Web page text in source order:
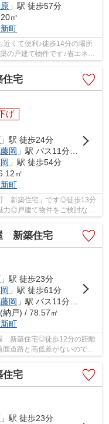
」駅 徒歩57分
㎡
新町
くて便利♪徒歩14分の場所
の戸建て物件です♪省エネル
も抑え...
宅
げ
」駅 徒歩24分
岡 」駅 バス11分 「国道十字路」 停歩21分
」駅 徒歩54分
㎡
新町
新築住宅」です◎徒歩13分
力◎戸建て物件をご検討な
新築住宅
」駅 徒歩23分
」駅 徒歩61分
岡 」駅 バス11分 「国道十字路」 停歩19分
戸) / 78.57㎡
新町
新築住宅◎徒歩12分の距離
道路と高低差がないので荷
宅
」駅 徒歩23分